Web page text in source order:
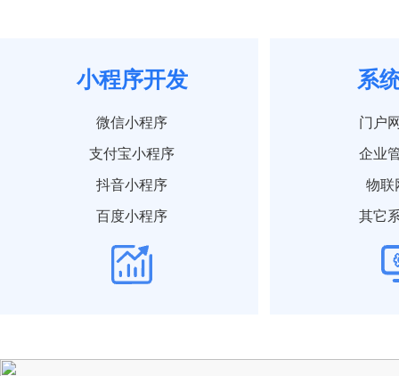
小程序开发
微信小程序
支付宝小程序
抖音小程序
百度小程序
系
门户
企业
物联
其它